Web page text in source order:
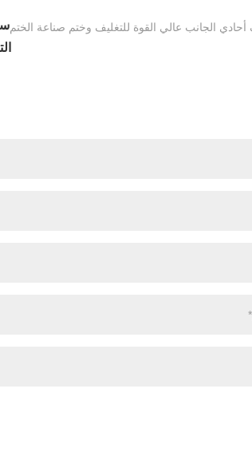
الجانب عالي القوة للتغليف وختم صناعة الختم